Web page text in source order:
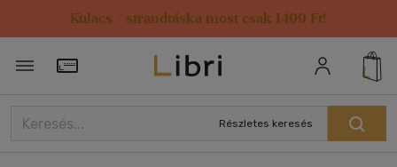
Kulacs / strandtáska most csak 1499 Ft!
Törzsvásárlói Kártya adatai
Részletes keresés
Rendezés
Kiadás éve szerint csökkenő